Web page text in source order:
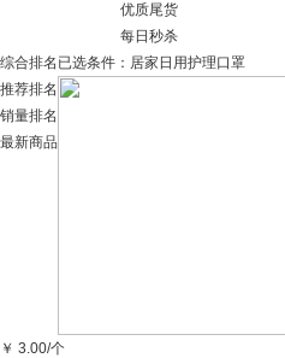
优质尾货
每日秒杀
综合排名
推荐排名
销量排名
最新商品
已选条件： 居家日用护理口罩
￥ 3.00/个